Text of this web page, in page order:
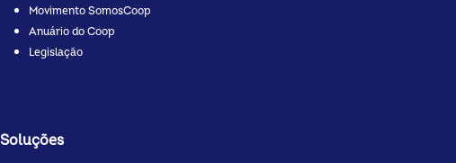
Movimento SomosCoop
Anuário do Coop
Legislação
Soluções